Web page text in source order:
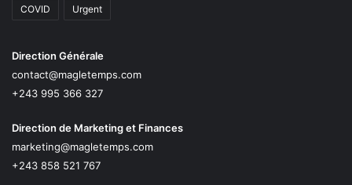
COVID Urgent
Direction Générale
contact@magletemps.com
+243 995 366 327
Direction de Marketing et Finances
marketing@magletemps.com
+243 858 521 767